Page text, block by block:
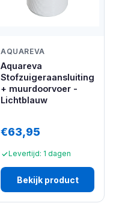
AQUAREVA
Aquareva
Stofzuigeraansluiting
+ muurdoorvoer -
Lichtblauw
€63,95
Levertijd: 1 dagen
Bekijk product